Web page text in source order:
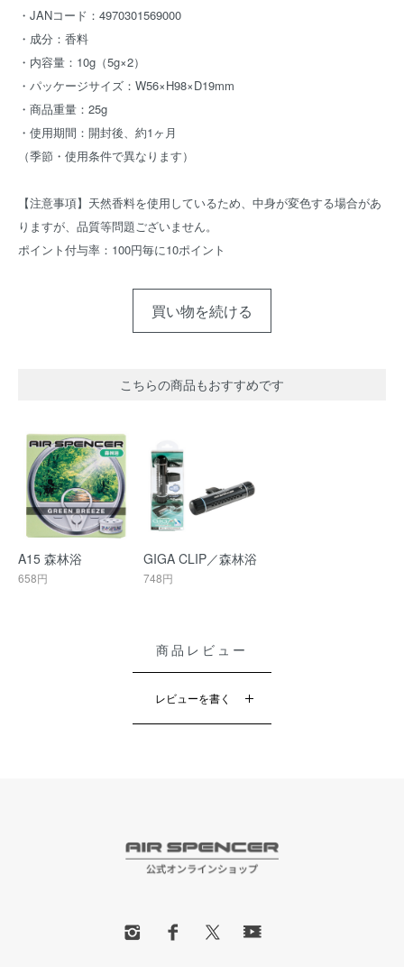
・JANコード：4970301569000
・成分：香料
・内容量：10g（5g×2）
・パッケージサイズ：W56×H98×D19mm
・商品重量：25g
・使用期間：開封後、約1ヶ月
（季節・使用条件で異なります）
【注意事項】天然香料を使用しているため、中身が変色する場合があ
りますが、品質等問題ございません。
ポイント付与率：100円毎に10ポイント
買い物を続ける
こちらの商品もおすすめです
A15 森林浴
658円
GIGA CLIP／森林浴
748円
商品レビュー
レビューを書く